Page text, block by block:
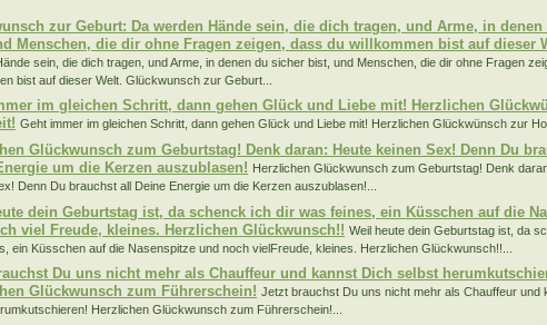
zur Geburt: Da werden Hände sein, die dich tragen, und Arme, in
Menschen, die dir ohne Fragen zeigen, dass du willkommen bist auf dieser
sein, die dich tragen, und Arme, in denen du sicher bist, und Menschen, die dir ohne Fragen
bist auf dieser Welt. Glückwunsch zur Geburt...
im gleichen Schritt, dann gehen Glück und Liebe mit! Herzlichen
Geht immer im gleichen Schritt, dann gehen Glück und Liebe mit! Herzlichen Glückwünsch zur
Glückwunsch zum Geburtstag! Denk daran: Heute keinen Sex! Denn Du
um die Kerzen auszublasen! Herzlichen Glückwunsch zum Geburtstag! Denk
Denn Du brauchst all Deine Energie um die Kerzen auszublasen!...
dein Geburtstag ist, da schenck ich dir was feines, ein Küsschen auf die
viel Freude, kleines. Herzlichen Glückwunsch!! Weil heute dein Geburtstag ist, da
ein Küsschen auf die Nasenspitze und noch vielFreude, kleines. Herzlichen Glückwunsch!!...
Du uns nicht mehr als Chauffeur und kannst Dich selbst
Glückwunsch zum Führerschein! Jetzt brauchst Du uns nicht mehr als Chauffeur und
Herzlichen Glückwunsch zum Führerschein!...